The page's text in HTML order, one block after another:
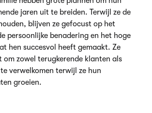
jaren uit te breiden. Terwijl ze de
blijven ze gefocust op het
persoonlijke benadering en het hoge
hen succesvol heeft gemaakt. Ze
om zowel terugkerende klanten als
verwelkomen terwijl ze hun
groeien.